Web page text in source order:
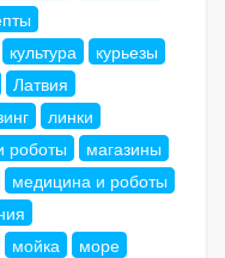
культура
курьезы
Латвия
линки
роботы
магазины
медицина и роботы
мойка
море